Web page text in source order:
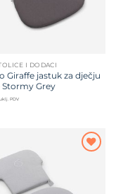
I DODACI
Giraffe jastuk za dječju
Stormy Grey
uklj. PDV